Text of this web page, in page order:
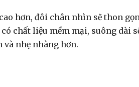
hơn, đôi chân nhìn sẽ thon
chất liệu mềm mại, suông dài
nhẹ nhàng hơn.